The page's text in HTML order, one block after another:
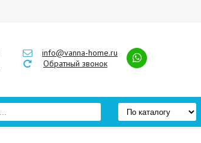
info@vanna-home.ru
Обратный звонок